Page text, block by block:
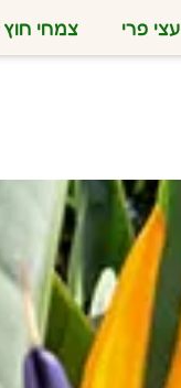
עצי פרי צמחי חוץ